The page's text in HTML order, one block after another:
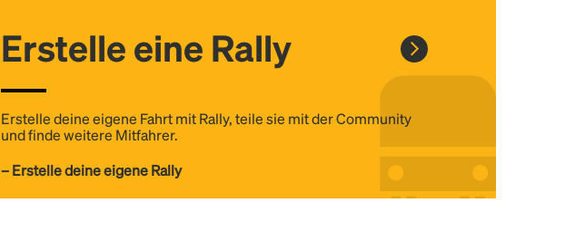
Erstelle eine Rally
Erstelle deine eigene Fahrt mit Rally, teile sie mit der Community
und finde weitere Mitfahrer.
– Erstelle deine eigene Rally